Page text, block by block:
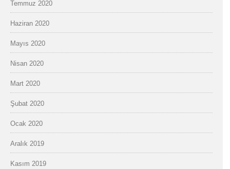
Temmuz 2020
Haziran 2020
Mayıs 2020
Nisan 2020
Mart 2020
Şubat 2020
Ocak 2020
Aralık 2019
Kasım 2019